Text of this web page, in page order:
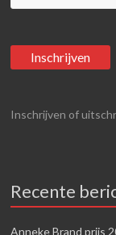
Inschrijven of
Recente
Anneke Brand prijs